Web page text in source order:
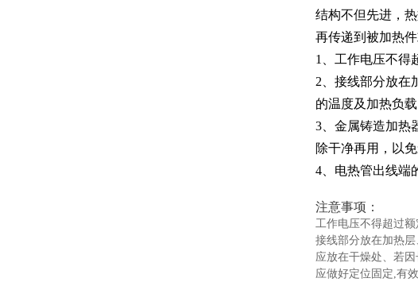
结构不但先进，
再传递到被加热
1、工作电压不得
2、接线部分放在
的温度及加热负
3、金属铸造加热
除干净再用，以
4、电热管出线端
注意事项：
工作电压不得超过额
接线部分放在加热层
应放在干燥处、若
应做好定位固定,有